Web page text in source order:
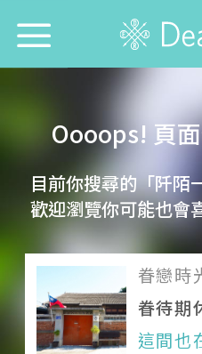
尋找旅宿防疫模範生！
想跟誰旅行？
想去哪旅行？
想找哪間旅宿？
每週特輯
Oooops! 頁
目前你搜尋的「阡陌
歡迎瀏覽你可能也會
眷戀時
憩
眷待期
這間也